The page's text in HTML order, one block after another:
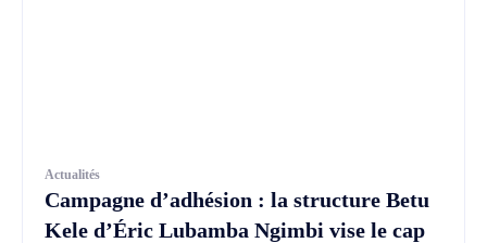
Actualités
Campagne d’adhésion : la structure Betu
Kele d’Éric Lubamba Ngimbi vise le cap